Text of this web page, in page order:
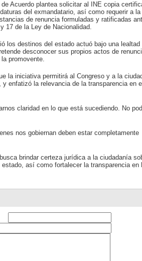
de Acuerdo plantea solicitar al INE copia
del exmandatario, así como requerir a
de renuncia formuladas y ratificadas
17 de la Ley de Nacionalidad.
los destinos del estado actuó bajo una lealtad
desconocer sus propios actos de
promovente.
la iniciativa permitirá al Congreso y a la
enfatizó la relevancia de la transparencia en el
claridad en lo que está sucediendo. No
nos gobiernan deben estar completamente
brindar certeza jurídica a la ciudadanía
así como fortalecer la transparencia en